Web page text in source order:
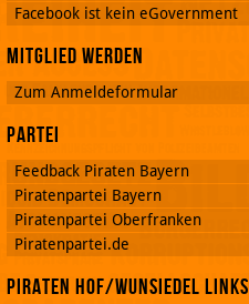
Facebook ist kein eGovernment
Mitglied werden
Zum Anmeldeformular
Partei
Feedback Piraten Bayern
Piratenpartei Bayern
Piratenpartei Oberfranken
Piratenpartei.de
Piraten Hof/Wunsiedel Links